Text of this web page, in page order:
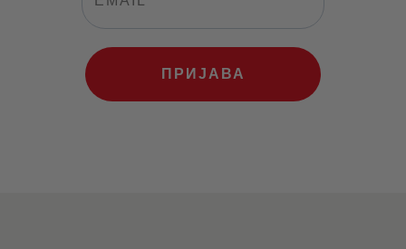
ПРИЈАВА